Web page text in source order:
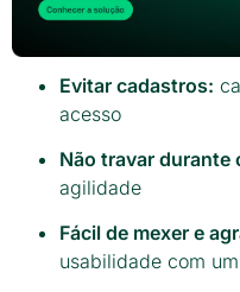
Evitar cadastros:
acesso
Não travar durante
agilidade
Fácil de mexer e
usabilidade com